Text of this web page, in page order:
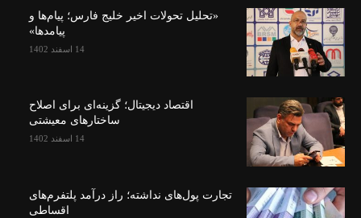
«تحلیل تحولات اخیر خلیج فارس؛ پیام‌ها و
پیامدها»
14 اسفند 1402
اقتصاد دیجیتال؛ گزینه‌ای برای اصلاح
ساختارهای معیشتی
14 اسفند 1402
تجارت پول‌های نداشته؛ راز درآمد پلتفرم‌های
اقساطی